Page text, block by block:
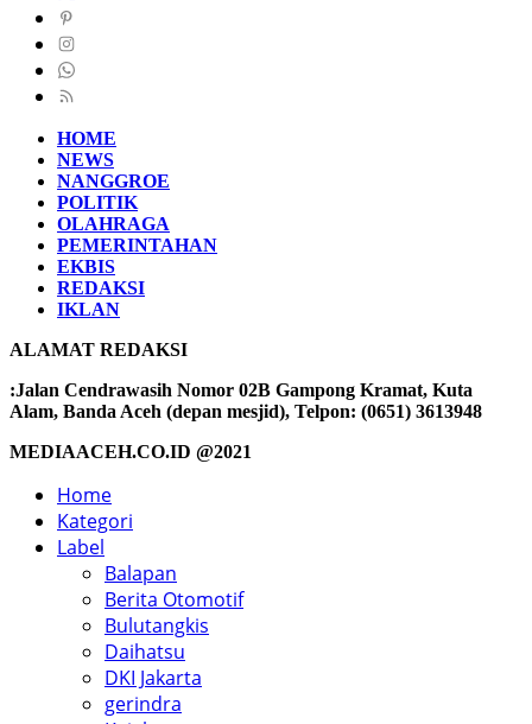
HOME
NEWS
NANGGROE
POLITIK
OLAHRAGA
PEMERINTAHAN
EKBIS
REDAKSI
IKLAN
ALAMAT REDAKSI
:Jalan Cendrawasih Nomor 02B Gampong Kramat, Kuta
Alam, Banda Aceh (depan mesjid), Telpon: (0651) 3613948
MEDIAACEH.CO.ID @2021
Home
Kategori
Label
Balapan
Berita Otomotif
Bulutangkis
Daihatsu
DKI Jakarta
gerindra